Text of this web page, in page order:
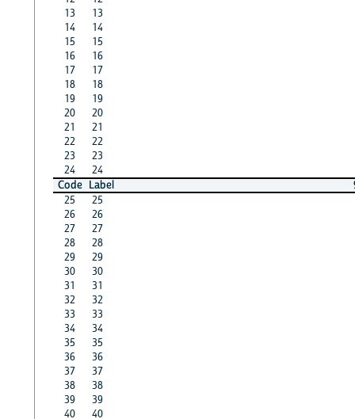
13
13
14
14
15
15
16
16
17
17
18
18
19
19
20
20
21
21
22
22
23
23
24
24
Code Label
25
25
26
26
27
27
28
28
29
29
30
30
31
31
32
32
33
33
34
34
35
35
36
36
37
37
38
38
39
39
40
40